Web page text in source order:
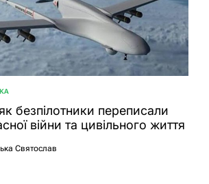
безпілотники переписали
війни та цивільного життя
Святослав